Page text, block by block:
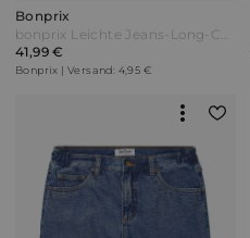
Bonprix
bonprix Leichte Jeans-Long-Cargobermuda Relaxed Fit Schwarz
41,99 €
Bonprix | Versand: 4,95 €